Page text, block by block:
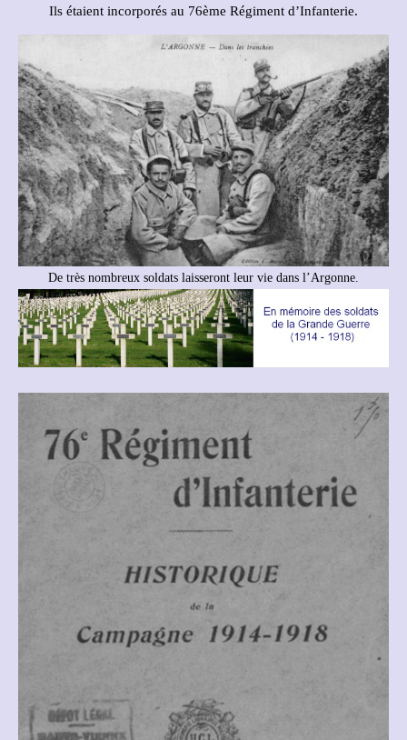
Ils étaient incorporés au 76ème Régiment d’Infanterie.
De très nombreux soldats laisseront leur vie dans l’Argonne.